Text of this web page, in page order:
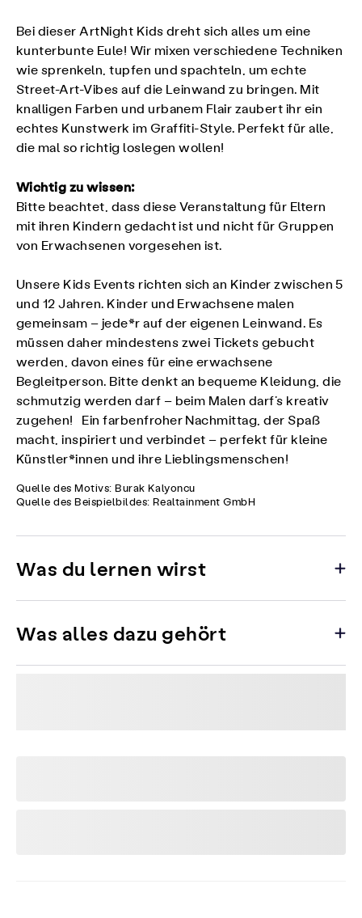
Bei dieser ArtNight Kids dreht sich alles um eine
kunterbunte Eule! Wir mixen verschiedene Techniken
wie sprenkeln, tupfen und spachteln, um echte
Street-Art-Vibes auf die Leinwand zu bringen. Mit
knalligen Farben und urbanem Flair zaubert ihr ein
echtes Kunstwerk im Graffiti-Style. Perfekt für alle,
die mal so richtig loslegen wollen!
Wichtig zu wissen:
Bitte beachtet, dass diese Veranstaltung für Eltern
mit ihren Kindern gedacht ist und nicht für Gruppen
von Erwachsenen vorgesehen ist.
Unsere Kids Events richten sich an Kinder zwischen 5
und 12 Jahren. Kinder und Erwachsene malen
gemeinsam – jede*r auf der eigenen Leinwand. Es
müssen daher mindestens zwei Tickets gebucht
werden, davon eines für eine erwachsene
Begleitperson. Bitte denkt an bequeme Kleidung, die
schmutzig werden darf – beim Malen darf’s kreativ
zugehen! Ein farbenfroher Nachmittag, der Spaß
macht, inspiriert und verbindet – perfekt für kleine
Künstler*innen und ihre Lieblingsmenschen!
Quelle des Motivs: Burak Kalyoncu
Quelle des Beispielbildes: Realtainment GmbH
Was du lernen wirst
Was alles dazu gehört